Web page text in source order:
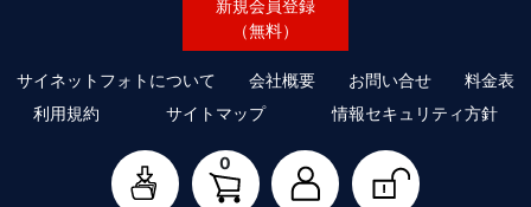
新規会員登録
（無料）
サイネットフォトについて 会社概要 お問い合せ
料金表
利用規約
サイトマップ 情報セキュリティ方針
0